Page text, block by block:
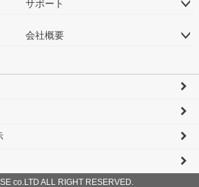
サポート
会社概要
co.LTD ALL RIGHT RESERVED.